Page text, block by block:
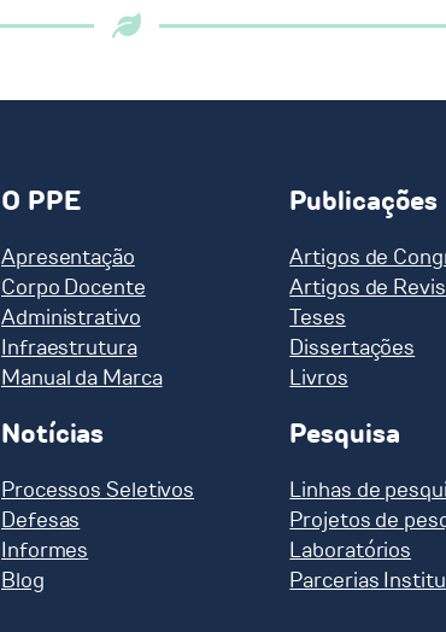
O PPE
Apresentação
Corpo Docente
Administrativo
Infraestrutura
Manual da Marca
Notícias
Processos Seletivos
Defesas
Informes
Blog
Publicações
Artigos de
Artigos de
Teses
Dissertações
Livros
Pesquisa
Linhas de
Projetos de
Laboratórios
Parcerias